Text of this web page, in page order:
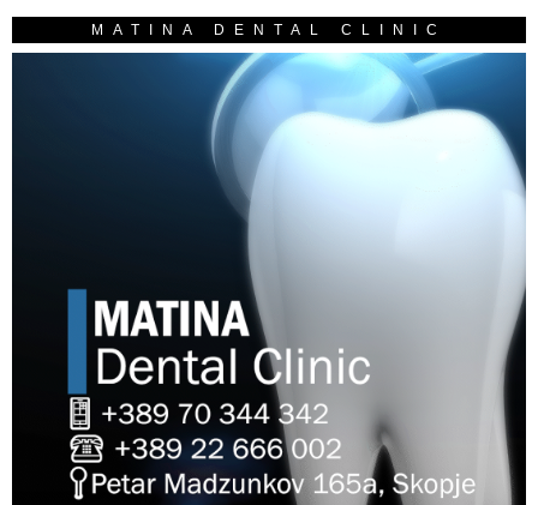
MATINA DENTAL CLINIC